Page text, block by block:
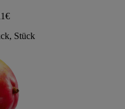
Stück